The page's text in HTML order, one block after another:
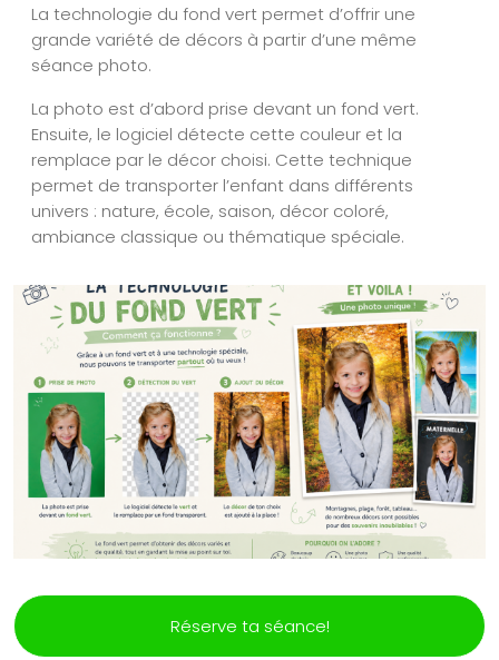
La technologie du fond vert permet d’offrir une
grande variété de décors à partir d’une même
séance photo.
La photo est d’abord prise devant un fond vert.
Ensuite, le logiciel détecte cette couleur et la
remplace par le décor choisi. Cette technique
permet de transporter l’enfant dans différents
univers : nature, école, saison, décor coloré,
ambiance classique ou thématique spéciale.
Réserve ta séance!